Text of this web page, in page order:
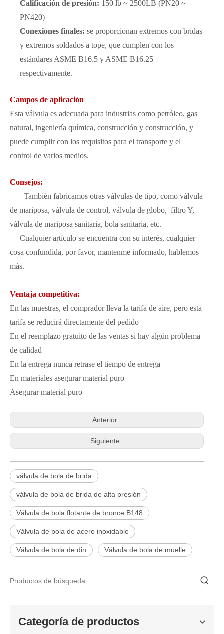
Calificación de presión: 150 lb ~ 2500LB (PN20 ~
PN420)
Conexiones finales: se proporcionan extremos con bridas
y extremos soldados a tope, que cumplen con los
estándares ASME B16.5 y ASME B16.25
respectivamente.
Campos de aplicación
Esta válvula es adecuada para industrias como petróleo, gas
natural, ingeniería química, construcción y construcción, y
puede cumplir con los requisitos para el transporte y el
control de varios medios.
Consejos:
También fabricamos otras válvulas de tipo, como válvula
de mariposa, válvula de control, válvula de globo, filtro Y,
válvula de mariposa sanitaria, bola sanitaria, etc.
Cualquier artículo se encuentra con su interés, cualquier
cosa confundida, por favor, mantenme informado, hablemos
más.
Ventaja competitiva:
En las muestras, el comprador lleva la tarifa de aire, pero esta
tarifa se reducirá directamente del pedido
En el reemplazo gratuito de las ventas si hay algún problema
de calidad
En la entrega nunca retrase el tiempo de entrega
En materiales asegurar material puro
Asegurar material puro
Anterior:
Siguiente:
válvula de bola de brida
válvula de bola de brida de alta presión
Válvula de bola flotante de bronce B148
Válvula de bola de acero inoxidable
Válvula de bola de din Válvula de bola de muelle
Categoría de productos
2026-06-25
Válvula de compuerta de bronce, níquel y aluminio C95800: diseño técnico, rendimiento y aplicaciones industriales